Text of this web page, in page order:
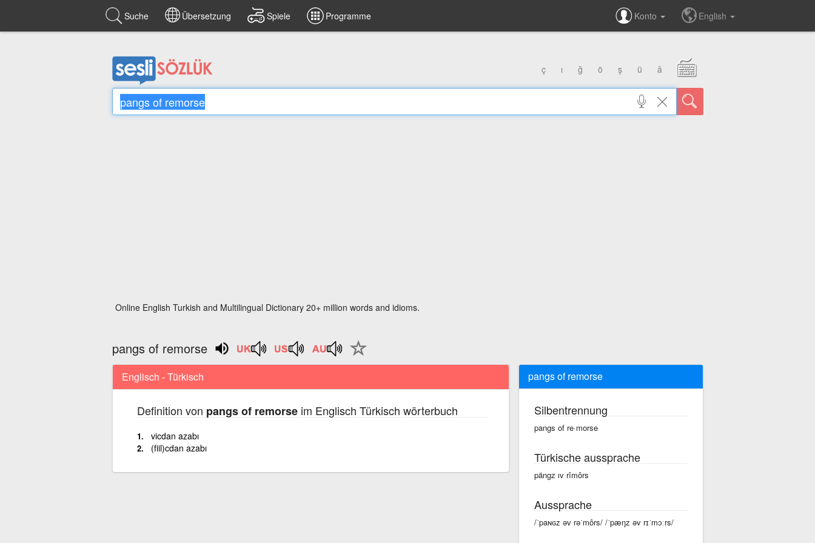
Suche Übersetzung Spiele Programme Konto English
ç ı ğ ö ş ü â
Online English Turkish and Multilingual Dictionary 20+ million words and idioms.
pangs of remorse
Englisch - Türkisch
Definition von pangs of remorseim Englisch Türkisch wörterbuch
vicdan azabı
(fiil)cdan azabı
pangs of remorse
Silbentrennung
pangs of re·morse
Türkische aussprache
pängz ıv rîmôrs
Aussprache
/ˈpaɴɢz əv rəˈmôrs/ /ˈpæŋz əv rɪˈmɔːrs/